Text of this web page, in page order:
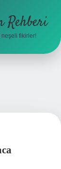
Rehberi
fikirler!